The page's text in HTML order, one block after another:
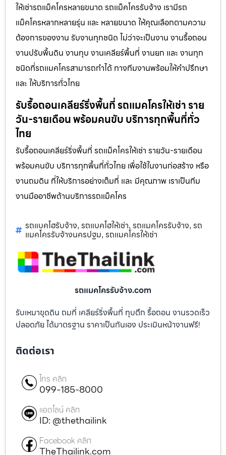
ให้เช่ารถแม็คโครหลายขนาด รถแม็คโครรับจ้าง เรามีรถ
แม็คโครหลากหลายรุ่น และ หลายขนาด ให้คุณเลือกตามความ
ต้องการของงาน รับงานทุกชนิด ไม่ว่าจะเป็นงาน งานรื้อถอน
งานปรับพื้นดิน งานทุบ งานเคลียร์พื้นที่ งานยก และ งานทุก
ชนิดที่รถแมคโครสามารถทำได้ ทางทีมงานพร้อมให้คำปรึกษา
และ ให้บริการทั่วไทย
รับรื้อถอนเคลียร์ริ่งพื้นที่ รถแมคโครให้เช่า ราย
วัน-รายเดือน พร้อมคนขับ บริการทุกพื้นที่ทั่ว
ไทย
รับรื้อถอนเคลียร์ริ่งพื้นที่ รถแม็คโครให้เช่า รายวัน-รายเดือน
พร้อมคนขับ บริการทุกพื้นที่ทั่วไทย เพื่อใช้ในงานก่อสร้าง หรือ
งานถมดิน ที่ให้บริการอย่างเต็มที่ และ มีคุณภาพ เราเป็นทีม
งานมืออาชีพด้านบริการรถแม็คโคร
รถแบคโฮรับจ้าง, รถแบคโฮให้เช่า, รถแมคโครรับจ้าง, รถ
แมคโครรับจ้างนครปฐม, รถแมคโครให้เช่า
รถแมคโครรับจ้าง.com
รับเหมาขุดดิน ถมที่ เคลียร์ริ่งพื้นที่ ทุบตึก รื้อถอน งานรวดเร็ว
ปลอดภัย ได้มาตรฐาน ราคาเป็นกันเอง ประเมินหน้างานฟรี!
ติดต่อเรา
โทร คลิก
099-185-8000
แอดไลน์ คลิก
ID: @thethailink
Facebook คลิก
TheThailink.com